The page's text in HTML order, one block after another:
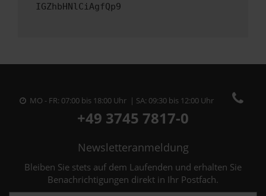
IGZhbHNlCiAgfQp9
MO - FR: 07:00 bis 18:00 Uhr | SA: 09:30 bis 12:00 Uhr
+49 3745 7817-0
Newsletteranmeldung
Bleiben Sie stets auf dem Laufenden und erhalten Sie
Benachrichtigungen direkt in Ihr Postfach.